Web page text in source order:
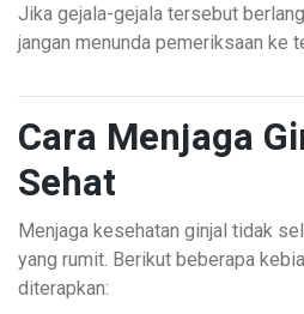
Jika gejala-gejala tersebut
jangan menunda pemeriksaan ke
Cara Menjaga
Sehat
Menjaga kesehatan ginjal tidak
yang rumit. Berikut beberapa
diterapkan: